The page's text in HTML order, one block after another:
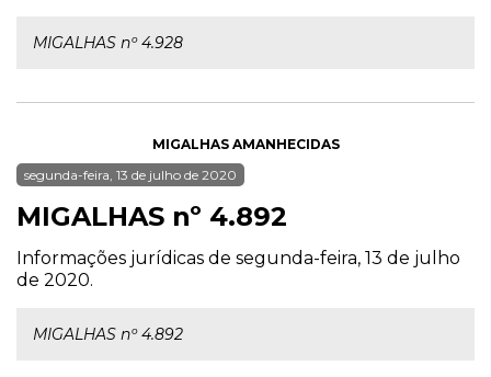
MIGALHAS nº 4.928
MIGALHAS AMANHECIDAS
segunda-feira, 13 de julho de 2020
MIGALHAS nº 4.892
Informações jurídicas de segunda-feira, 13 de julho
de 2020.
MIGALHAS nº 4.892